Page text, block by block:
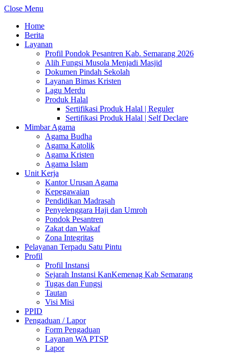
Close Menu
Home
Berita
Layanan
Profil Pondok Pesantren Kab. Semarang 2026
Alih Fungsi Musola Menjadi Masjid
Dokumen Pindah Sekolah
Layanan Bimas Kristen
Lagu Merdu
Produk Halal
Sertifikasi Produk Halal | Reguler
Sertifikasi Produk Halal | Self Declare
Mimbar Agama
Agama Budha
Agama Katolik
Agama Kristen
Agama Islam
Unit Kerja
Kantor Urusan Agama
Kepegawaian
Pendidikan Madrasah
Penyelenggara Haji dan Umroh
Pondok Pesantren
Zakat dan Wakaf
Zona Integritas
Pelayanan Terpadu Satu Pintu
Profil
Profil Instansi
Sejarah Instansi KanKemenag Kab Semarang
Tugas dan Fungsi
Tautan
Visi Misi
PPID
Pengaduan / Lapor
Form Pengaduan
Layanan WA PTSP
Lapor